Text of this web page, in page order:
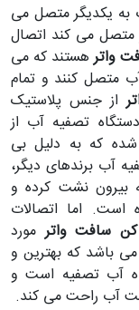
یکدیگر متصل می
متصل می کند اتصال
واترهستند که می
متصل کنند و تمام
از جنس پلاستیک
تصفیه آب از
شده که به دلیل بی
آب برندهای دیگر،
نشت کرده و
اما اتصالات
سافت واترمورد
می باشد که بهترین و
آب تصفیه است و
آب راحت می کند.